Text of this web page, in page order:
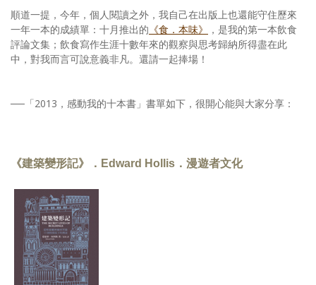
順道一提，今年，個人閱讀之外，我自己在出版上也還能守住歷來
一年一本的成績單：十月推出的 《食．本味》
，是我的第一本飲食
評論文集；飲食寫作生涯十數年來的觀察與思考歸納所得盡在此
中，對我而言可說意義非凡。還請一起捧場！
──「2013，感動我的十本書」書單如下，很開心能與大家分享：
《建築變形記》．Edward Hollis．漫遊者文化